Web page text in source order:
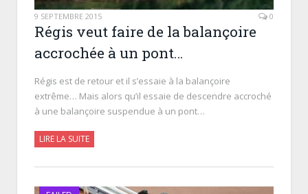
9 SEPTEMBRE 2015 0
Régis veut faire de la balançoire
accrochée à un pont…
Régis est de retour et il s’essaie à la balançoire
extrême… Mais alors qu’il essaie de descendre accroché
à une balançoire suspendue à un pont…
LIRE LA SUITE